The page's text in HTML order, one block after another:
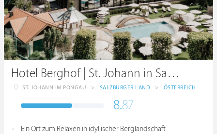
Hotel Berghof | St. Johann in Salzburg
ST. JOHANN IM PONGAU > SALZBURGER LAND > ÖSTERREICH
8.87
Ein Ort zum Relaxen in idyllischer Berglandschaft